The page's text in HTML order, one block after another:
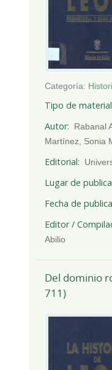
Categoría:
Tipo de material
Autor
Rabanal
Martínez, Sonia
Editorial
Lugar de
Fecha de
Editor /
Abilio
Del dominio
711)